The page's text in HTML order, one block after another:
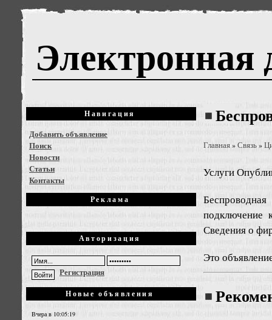
Электронная
Навигация
Добавить объявление
Поиск
Новости
Статьи
Контакты
Реклама
Авторизация
Регистрация
Новые объявления
Вчера в 10:05:19
Главная»Связь»
Услуги
подключение
Сведения о
Это